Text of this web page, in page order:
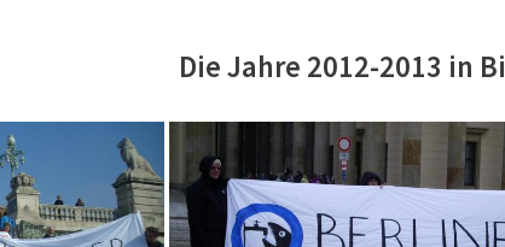
Die Jahre 2012-2013 in